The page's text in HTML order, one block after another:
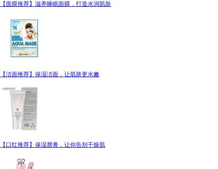
【面膜推荐】滋养睡眠面膜，打造水润肌肤
【洁面推荐】保湿洁面，让肌肤更水嫩
【口红推荐】保湿唇膏，让你告别干燥肌